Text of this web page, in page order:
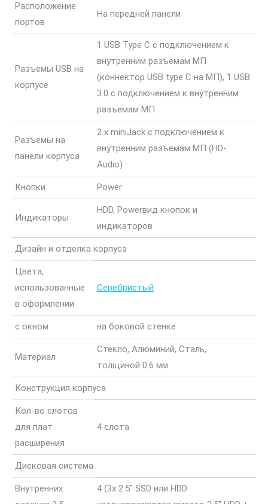
Расположение
портов
На передней панели
Разъемы USB на
корпусе
1 USB Type C с подключением к
внутренним разъемам МП
(коннектор USB type C на МП), 1 USB
3.0 с подключением к внутренним
разъемам МП
Разъемы на
панели корпуса
2 x miniJack с подключением к
внутренним разъемам МП (HD-
Audio)
Кнопки Power
Индикаторы
HDD, Powerвид кнопок и
индикаторов
Дизайн и отделка корпуса
Цвета,
использованные
в оформлении
Серебристый
с окном на боковой стенке
Материал
Стекло, Алюминий, Сталь,
толщиной 0.6 мм
Конструкция корпуса
Кол-во слотов
для плат
расширения
4 слота
Дисковая система
Внутренних
4 (3x 2.5″ SSD или HDD